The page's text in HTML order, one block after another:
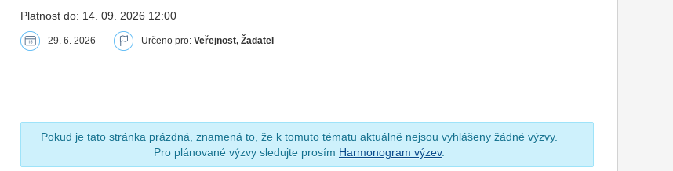
Platnost do: 14. 09. 2026 12:00
29. 6. 2026 Určeno pro:Veřejnost, Žadatel
Pokud je tato stránka prázdná, znamená to, že k tomuto tématu aktuálně nejsou vyhlášeny žádné výzvy.
Pro plánované výzvy sledujte prosím Harmonogram výzev.